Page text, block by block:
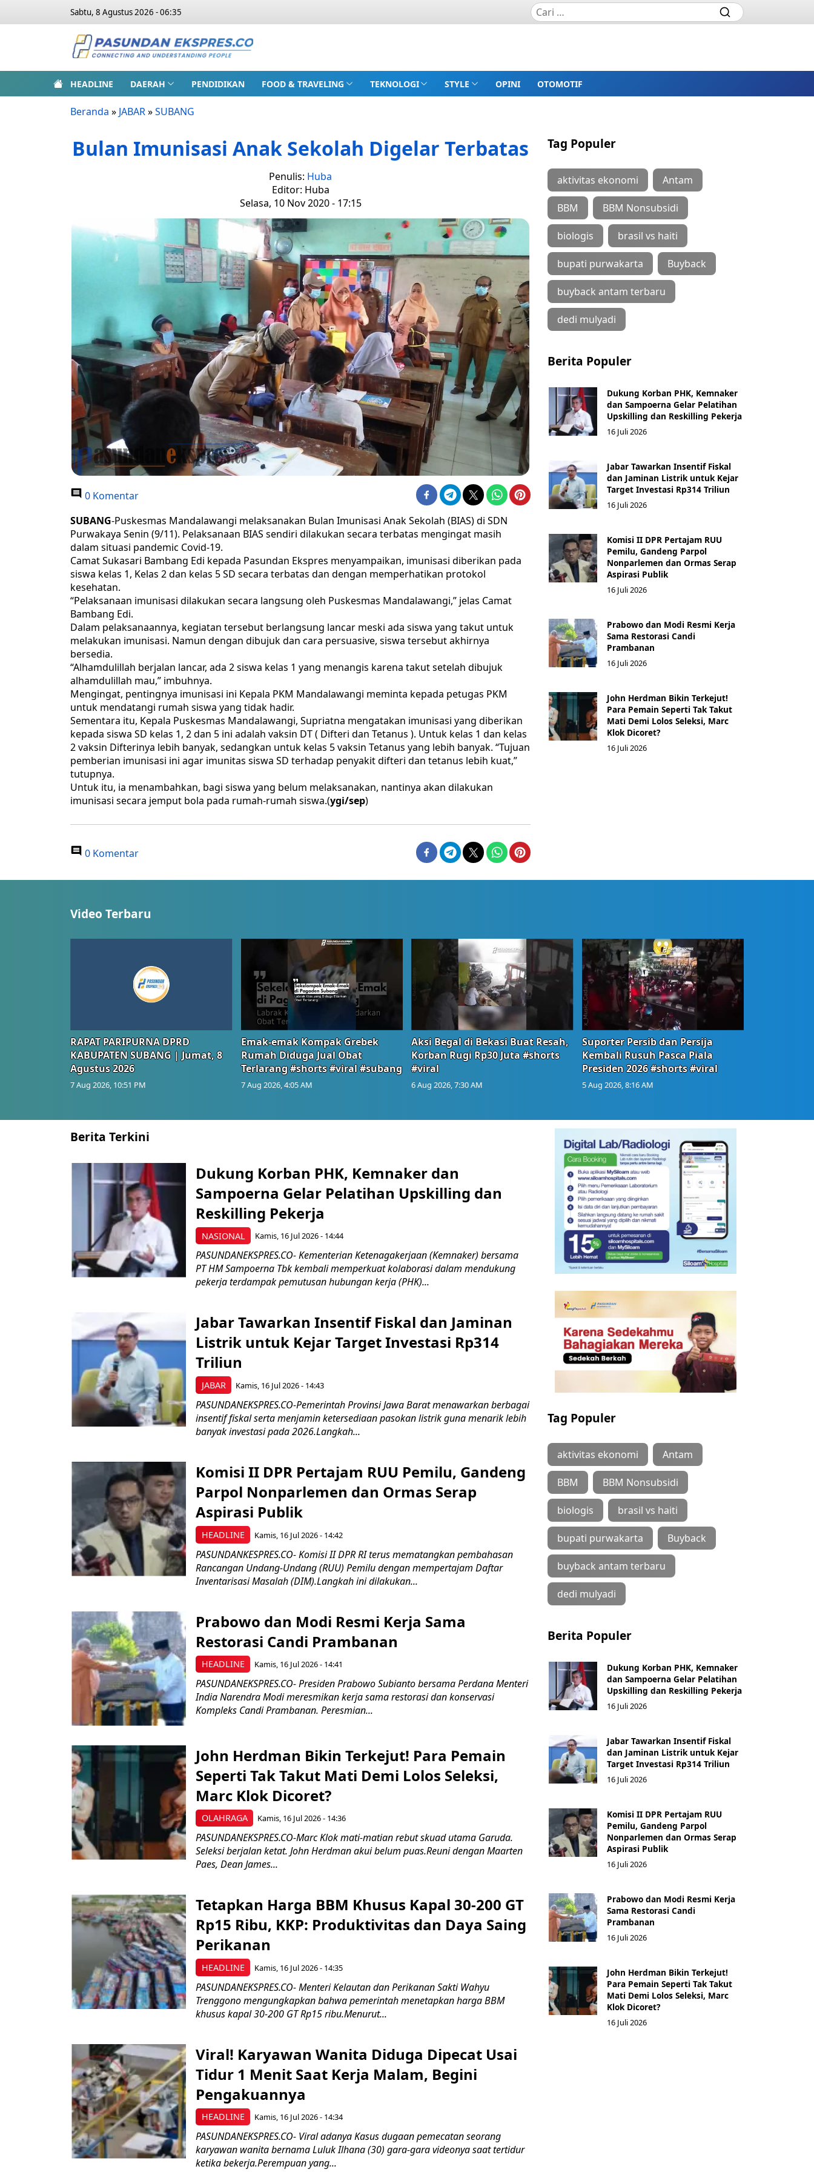
Sabtu, 8 Agustus 2026 - 06:35
HEADLINE DAERAH PENDIDIKAN FOOD & TRAVELING TEKNOLOGI STYLE OPINI OTOMOTIF
Beranda » JABAR»SUBANG
Bulan Imunisasi Anak Sekolah Digelar Terbatas
Penulis: Huba
Editor: Huba
Selasa, 10 Nov 2020 - 17:15
0 Komentar
SUBANG-Puskesmas Mandalawangi melaksanakan Bulan Imunisasi Anak Sekolah (BIAS) di SDN
Purwakaya Senin (9/11). Pelaksanaan BIAS sendiri dilakukan secara terbatas mengingat masih
dalam situasi pandemic Covid-19.
Camat Sukasari Bambang Edi kepada Pasundan Ekspres menyampaikan, imunisasi diberikan pada
siswa kelas 1, Kelas 2 dan kelas 5 SD secara terbatas dan dengan memperhatikan protokol
kesehatan.
“Pelaksanaan imunisasi dilakukan secara langsung oleh Puskesmas Mandalawangi,” jelas Camat
Bambang Edi.
Dalam pelaksanaannya, kegiatan tersebut berlangsung lancar meski ada siswa yang takut untuk
melakukan imunisasi. Namun dengan dibujuk dan cara persuasive, siswa tersebut akhirnya
bersedia.
“Alhamdulillah berjalan lancar, ada 2 siswa kelas 1 yang menangis karena takut setelah dibujuk
alhamdulillah mau,” imbuhnya.
Mengingat, pentingnya imunisasi ini Kepala PKM Mandalawangi meminta kepada petugas PKM
untuk mendatangi rumah siswa yang tidak hadir.
Sementara itu, Kepala Puskesmas Mandalawangi, Supriatna mengatakan imunisasi yang diberikan
kepada siswa SD kelas 1, 2 dan 5 ini adalah vaksin DT ( Difteri dan Tetanus ). Untuk kelas 1 dan kelas
2 vaksin Difterinya lebih banyak, sedangkan untuk kelas 5 vaksin Tetanus yang lebih banyak. “Tujuan
pemberian imunisasi ini agar imunitas siswa SD terhadap penyakit difteri dan tetanus lebih kuat,”
tutupnya.
Untuk itu, ia menambahkan, bagi siswa yang belum melaksanakan, nantinya akan dilakukan
imunisasi secara jemput bola pada rumah-rumah siswa.(ygi/sep)
0 Komentar
Tag Populer
aktivitas ekonomi Antam
BBM BBM Nonsubsidi
biologis brasil vs haiti
bupati purwakarta Buyback
buyback antam terbaru
dedi mulyadi
Berita Populer
Dukung Korban PHK, Kemnaker
dan Sampoerna Gelar Pelatihan
Upskilling dan Reskilling Pekerja
16 Juli 2026
Jabar Tawarkan Insentif Fiskal
dan Jaminan Listrik untuk Kejar
Target Investasi Rp314 Triliun
16 Juli 2026
Komisi II DPR Pertajam RUU
Pemilu, Gandeng Parpol
Nonparlemen dan Ormas Serap
Aspirasi Publik
16 Juli 2026
Prabowo dan Modi Resmi Kerja
Sama Restorasi Candi
Prambanan
16 Juli 2026
John Herdman Bikin Terkejut!
Para Pemain Seperti Tak Takut
Mati Demi Lolos Seleksi, Marc
Klok Dicoret?
16 Juli 2026
Video Terbaru
RAPAT PARIPURNA DPRD
KABUPATEN SUBANG | Jumat, 8
Agustus 2026
7 Aug 2026, 10:51 PM
Emak-emak Kompak Grebek
Rumah Diduga Jual Obat
Terlarang #shorts #viral #subang
7 Aug 2026, 4:05 AM
Aksi Begal di Bekasi Buat Resah,
Korban Rugi Rp30 Juta #shorts
#viral
6 Aug 2026, 7:30 AM
Suporter Persib dan Persija
Kembali Rusuh Pasca Piala
Presiden 2026 #shorts #viral
5 Aug 2026, 8:16 AM
Berita Terkini
NASIONAL
Dukung Korban PHK, Kemnaker dan
Sampoerna Gelar Pelatihan Upskilling dan
Reskilling Pekerja
Kamis, 16 Jul 2026 - 14:44
PASUNDANEKSPRES.CO- Kementerian Ketenagakerjaan (Kemnaker) bersama
PT HM Sampoerna Tbk kembali memperkuat kolaborasi dalam mendukung
pekerja terdampak pemutusan hubungan kerja (PHK)...
JABAR
Jabar Tawarkan Insentif Fiskal dan Jaminan
Listrik untuk Kejar Target Investasi Rp314
Triliun
Kamis, 16 Jul 2026 - 14:43
PASUNDANEKSPRES.CO-Pemerintah Provinsi Jawa Barat menawarkan berbagai
insentif fiskal serta menjamin ketersediaan pasokan listrik guna menarik lebih
banyak investasi pada 2026.Langkah...
HEADLINE
Komisi II DPR Pertajam RUU Pemilu, Gandeng
Parpol Nonparlemen dan Ormas Serap
Aspirasi Publik
Kamis, 16 Jul 2026 - 14:42
PASUNDANKESPRES.CO- Komisi II DPR RI terus mematangkan pembahasan
Rancangan Undang-Undang (RUU) Pemilu dengan mempertajam Daftar
Inventarisasi Masalah (DIM).Langkah ini dilakukan...
HEADLINE
Prabowo dan Modi Resmi Kerja Sama
Restorasi Candi Prambanan
Kamis, 16 Jul 2026 - 14:41
PASUNDANEKSPRES.CO- Presiden Prabowo Subianto bersama Perdana Menteri
India Narendra Modi meresmikan kerja sama restorasi dan konservasi
Kompleks Candi Prambanan. Peresmian...
OLAHRAGA
John Herdman Bikin Terkejut! Para Pemain
Seperti Tak Takut Mati Demi Lolos Seleksi,
Marc Klok Dicoret?
Kamis, 16 Jul 2026 - 14:36
PASUNDANEKSPRES.CO-Marc Klok mati-matian rebut skuad utama Garuda.
Seleksi berjalan ketat. John Herdman akui belum puas.Reuni dengan Maarten
Paes, Dean James...
HEADLINE
Tetapkan Harga BBM Khusus Kapal 30-200 GT
Rp15 Ribu, KKP: Produktivitas dan Daya Saing
Perikanan
Kamis, 16 Jul 2026 - 14:35
PASUNDANEKSPRES.CO- Menteri Kelautan dan Perikanan Sakti Wahyu
Trenggono mengungkapkan bahwa pemerintah menetapkan harga BBM
khusus kapal 30-200 GT Rp15 ribu.Menurut...
HEADLINE
Viral! Karyawan Wanita Diduga Dipecat Usai
Tidur 1 Menit Saat Kerja Malam, Begini
Pengakuannya
Kamis, 16 Jul 2026 - 14:34
PASUNDANEKSPRES.CO- Viral adanya Kasus dugaan pemecatan seorang
karyawan wanita bernama Luluk Ilhana (30) gara-gara videonya saat tertidur
ketika bekerja.Perempuan yang...
Tag Populer
aktivitas ekonomi Antam
BBM BBM Nonsubsidi
biologis brasil vs haiti
bupati purwakarta Buyback
buyback antam terbaru
dedi mulyadi
Berita Populer
Dukung Korban PHK, Kemnaker
dan Sampoerna Gelar Pelatihan
Upskilling dan Reskilling Pekerja
16 Juli 2026
Jabar Tawarkan Insentif Fiskal
dan Jaminan Listrik untuk Kejar
Target Investasi Rp314 Triliun
16 Juli 2026
Komisi II DPR Pertajam RUU
Pemilu, Gandeng Parpol
Nonparlemen dan Ormas Serap
Aspirasi Publik
16 Juli 2026
Prabowo dan Modi Resmi Kerja
Sama Restorasi Candi
Prambanan
16 Juli 2026
John Herdman Bikin Terkejut!
Para Pemain Seperti Tak Takut
Mati Demi Lolos Seleksi, Marc
Klok Dicoret?
16 Juli 2026